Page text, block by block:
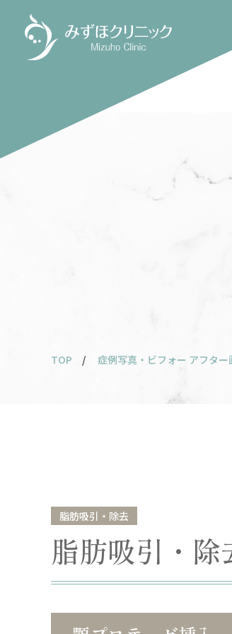
TOP / 症例写真・ビフォー アフター
脂肪吸引・除去
脂肪吸引・